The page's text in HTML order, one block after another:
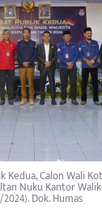
Kedua, Calon Wali
Nuku Kantor
2024). Dok. Humas